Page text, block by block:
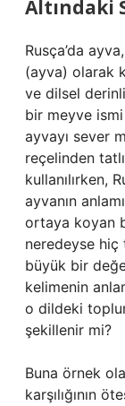
Altındaki
Rusça’da
(ayva) olarak
ve dilsel
bir meyve
ayvayı sever
reçelinden
kullanılırken,
ayvanın
ortaya koyan
neredeyse hiç
büyük bir
kelimenin
o dildeki
şekillenir mi?
Buna örnek
karşılığının